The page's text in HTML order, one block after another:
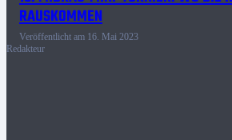
AUSKOMMEN
Veröffentlicht am 16. Mai 2023
Redakteur